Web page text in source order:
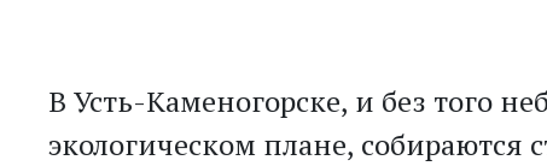
В Усть-Каменогорске, и без того
экологическом плане, собираются